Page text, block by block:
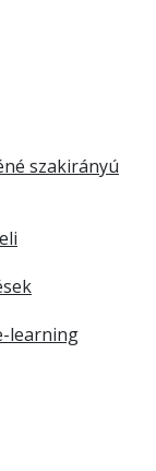
szakirányú
learning